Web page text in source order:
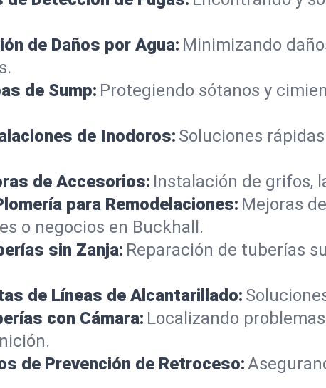
de Daños por Agua: Minimizando
de Sump: Protegiendo sótanos y
de Inodoros: Soluciones
de Accesorios: Instalación de grifos,
para Remodelaciones: Mejoras
o negocios en Buckhall.
sin Zanja: Reparación de tuberías
de Líneas de Alcantarillado:
con Cámara: Localizando
de Prevención de Retroceso: